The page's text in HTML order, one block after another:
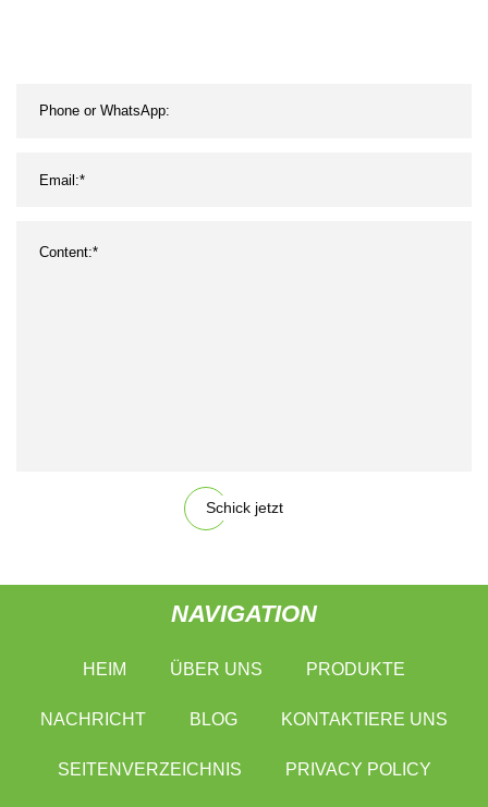
Schick jetzt
NAVIGATION
HEIM ÜBER UNS PRODUKTE
NACHRICHT BLOG KONTAKTIERE UNS
SEITENVERZEICHNIS PRIVACY POLICY